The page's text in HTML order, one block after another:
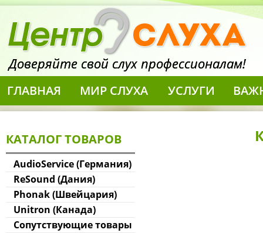
Доверяйте свой слух профессионалам!
ГЛАВНАЯ МИР СЛУХА УСЛУГИ
КАТАЛОГ ТОВАРОВ
AudioService (Германия)
ReSound (Дания)
Phonak (Швейцария)
Unitron (Канада)
Сопутствующие товары